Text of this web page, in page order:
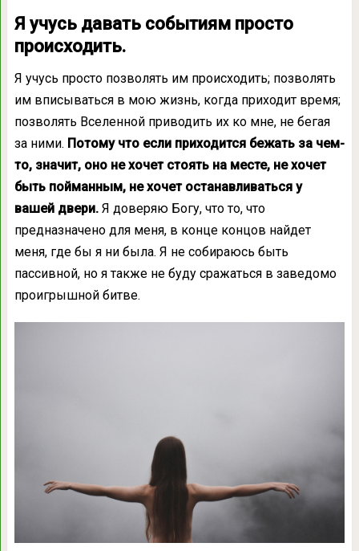
Я учусь давать событиям просто
происходить.
Я учусь просто позволять им происходить; позволять
им вписываться в мою жизнь, когда приходит время;
позволять Вселенной приводить их ко мне, не бегая
за ними. Потому что если приходится бежать за чем-
то, значит, оно не хочет стоять на месте, не хочет
быть пойманным, не хочет останавливаться у
вашей двери.Я доверяю Богу, что то, что
предназначено для меня, в конце концов найдет
меня, где бы я ни была. Я не собираюсь быть
пассивной, но я также не буду сражаться в заведомо
проигрышной битве.